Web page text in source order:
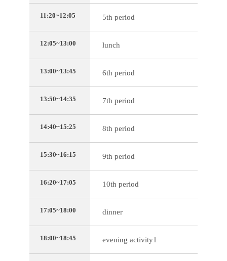
11:20~12:05 5th period
12:05~13:00 lunch
13:00~13:45 6th period
13:50~14:35 7th period
14:40~15:25 8th period
15:30~16:15 9th period
16:20~17:05 10th period
17:05~18:00 dinner
18:00~18:45 evening activity1